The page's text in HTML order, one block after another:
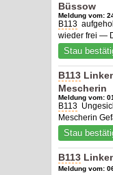
Büssow
Meldung vom:
B113
wieder frei —
Stau
B113
Mescherin
Meldung vom:
B113
Mescherin
Stau
B113
Meldung vom: